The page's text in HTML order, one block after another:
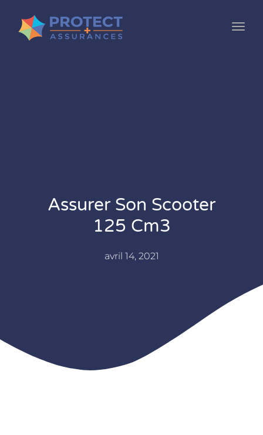
Assurer Son Scooter
125 Cm3
avril 14, 2021